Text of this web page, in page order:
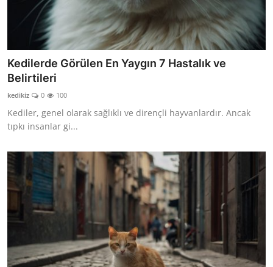
Kedilerde Görülen En Yaygın 7 Hastalık ve
Belirtileri
kedikiz 0 100
Kediler, genel olarak sağlıklı ve dirençli hayvanlardır. Ancak
tıpkı insanlar gi...